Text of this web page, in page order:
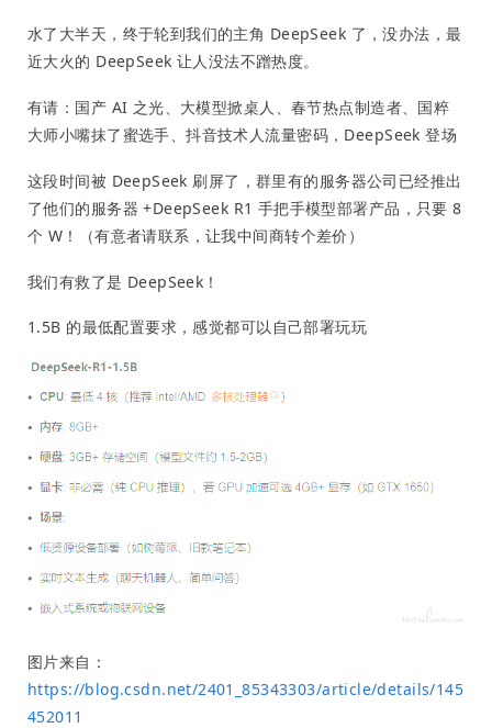
水了大半天，终于轮到我们的主角 DeepSeek 了，没办法，最
近大火的 DeepSeek 让人没法不蹭热度。
有请：国产 AI 之光、大模型掀桌人、春节热点制造者、国粹
大师小嘴抹了蜜选手、抖音技术人流量密码，DeepSeek 登场
这段时间被 DeepSeek 刷屏了，群里有的服务器公司已经推出
了他们的服务器 +DeepSeek R1 手把手模型部署产品，只要 8
个 W！（有意者请联系，让我中间商转个差价）
我们有救了是 DeepSeek！
1.5B 的最低配置要求，感觉都可以自己部署玩玩
图片来自：
https://blog.csdn.net/2401_85343303/article/details/145
452011